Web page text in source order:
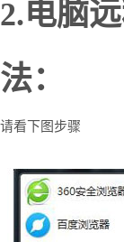
2.电脑
法：
请看下图步骤